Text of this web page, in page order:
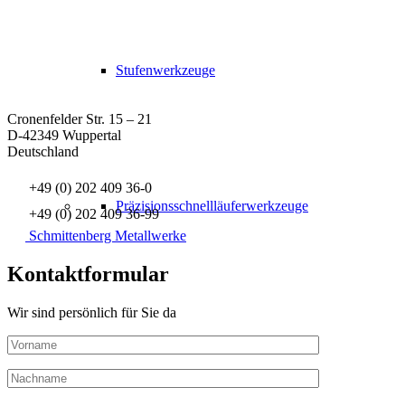
Stufenwerkzeuge
Präzisionsschnellläuferwerkzeuge
Zierteilewerkzeuge
Cronenfelder Str. 15 – 21
D-42349 Wuppertal
Deutschland
+49 (0) 202 409 36-0
+49 (0) 202 409 36-99
Schmittenberg Metallwerke
Kontaktformular
Wir sind persönlich für Sie da